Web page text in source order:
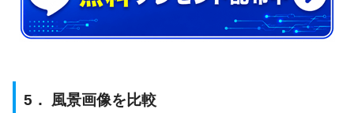
5． 風景画像を比較